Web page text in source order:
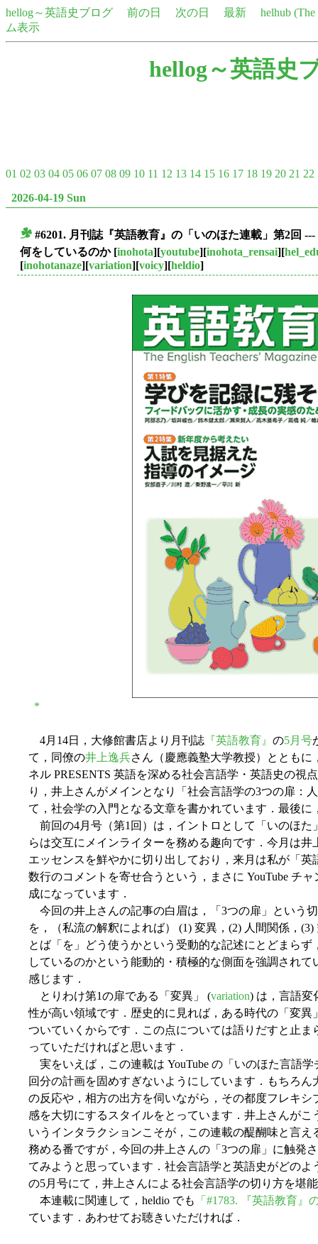
hellog～英語史ブログ 前の日 次の日 最新
helhub
ム表示
hellog～英語史
01 02 03 04 05 06 07 08 09 10 11 12 13 14 15 16 17 18 19 20 21 22
2026-04-19 Sun
#6201. 月刊誌『英語教育』の「いのほた連載」第2回
何をしているのか[inohota][youtube][inohota_rensai][
[inohotanaze][variation][voicy][heldio]
*
4月14日，大修館書店より月刊誌 『英語教育』 の5月号
て，同僚の井上逸兵さん（慶應義塾大学教授）ととも
ネル PRESENTS 英語を深める社会言語学・英語史の視
り，井上さんがメインとなり「社会言語学の3つの扉：
て，社会学の入門となる文章を書かれています．最後
前回の4月号（第1回）は，イントロとして「いのほた
らは交互にメインライターを務める趣向です．今月は井
エッセンスを鮮やかに切り出しており，来月は私が「
数行のコメントを寄せ合うという，まさに YouTube チ
成になっています．
今回の井上さんの記事の白眉は，「3つの扉」という
を，（私流の解釈によれば） (1) 変異，(2) 人間関係，
とば「を」どう使うかという受動的な記述にとどまら
しているのかという能動的・積極的な側面を強調され
感じます．
とりわけ第1の扉である「変異」 (variation) は，言語変
性が高い領域です．歴史的に見れば，ある時代の「変
ついていくからです．この点については語りだすと止
っていただければと思います．
実をいえば，この連載は YouTube の「いのほた言語
回分の計画を固めすぎないようにしています．もちろ
の反応や，相方の出方を伺いながら，その都度フレキ
感を大切にするスタイルをとっています．井上さんが
いうインタラクションこそが，この連載の醍醐味と言
務める番ですが，今回の井上さんの「3つの扉」に触発
てみようと思っています．社会言語学と英語史がどの
の5月号にて，井上さんによる社会言語学の切り方を堪
本連載に関連して，heldio でも
「#1783. 『英語教育
ています．あわせてお聴きいただければ．